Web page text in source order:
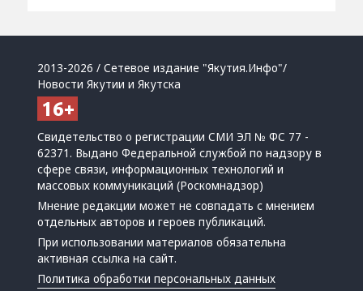
2013-2026 / Сетевое издание "Якутия.Инфо"/
Новости Якутии и Якутска
Свидетельство о регистрации СМИ ЭЛ № ФС 77 -
62371. Выдано Федеральной службой по надзору в
сфере связи, информационных технологий и
массовых коммуникаций (Роскомнадзор)
Мнение редакции может не совпадать с мнением
отдельных авторов и героев публикаций.
При использовании материалов обязательна
активная ссылка на сайт.
Политика обработки персональных данных